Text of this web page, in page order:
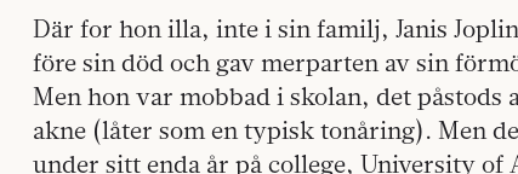
Där for hon illa, inte i sin familj, Janis
före sin död och gav merparten av sin
Men hon var mobbad i skolan, det
akne (låter som en typisk tonåring). Men
under sitt enda år på college, University of